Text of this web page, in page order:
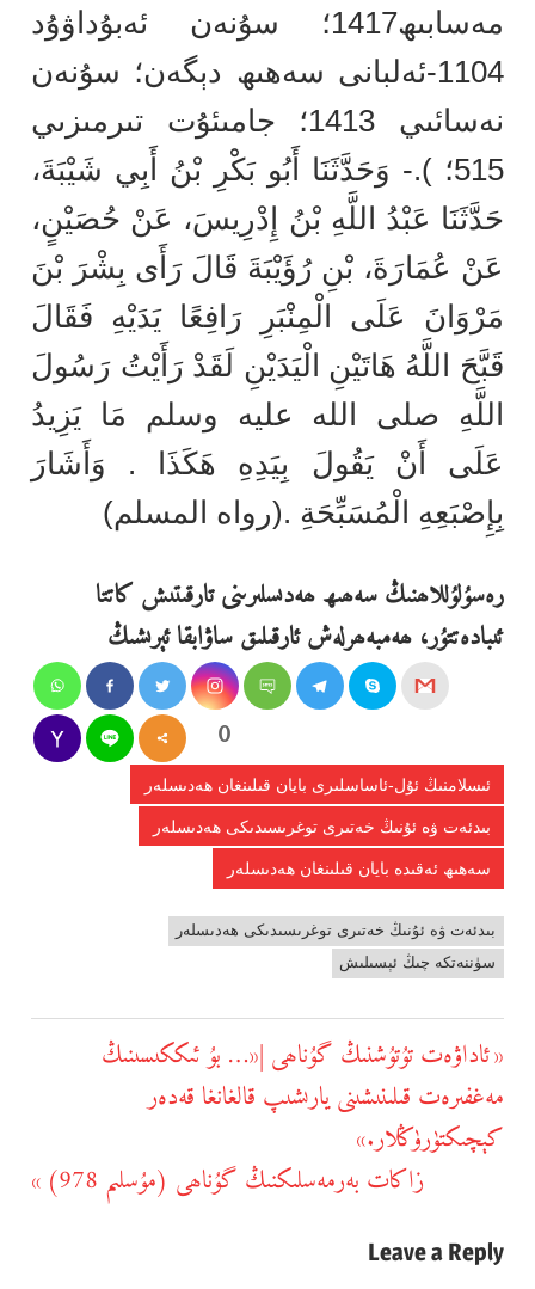
مەسابىھ1417؛ سۇنەن ئەبۇداۋۇد
1104-ئەلبانى سەھىھ دېگەن؛ سۇنەن
نەسائىي 1413؛ جامىئۇت تىرمىزىي
515؛ ).- وَحَدَّثَنَا أَبُو بَكْرِ بْنُ أَبِي شَيْبَةَ،
حَدَّثَنَا عَبْدُ اللَّهِ بْنُ إِدْرِيسَ، عَنْ حُصَيْنٍ،
عَنْ عُمَارَةَ، بْنِ رُؤَيْبَةَ قَالَ رَأَى بِشْرَ بْنَ
مَرْوَانَ عَلَى الْمِنْبَرِ رَافِعًا يَدَيْهِ فَقَالَ
قَبَّحَ اللَّهُ هَاتَيْنِ الْيَدَيْنِ لَقَدْ رَأَيْتُ رَسُولَ
اللَّهِ صلى الله عليه وسلم مَا يَزِيدُ
عَلَى أَنْ يَقُولَ بِيَدِهِ هَكَذَا ‏.‏ وَأَشَارَ
بِإِصْبَعِهِ الْمُسَبِّحَةِ ‏.‏(رواە المسلم)
رەسۇلۇللاھنىڭ سەھىھ ھەدىسلىرىنى تارقىتىش كاتتا
ئىبادەتتۇر، ھەمبەھرلەش ئارقىلىق ساۋابقا ئېرىشىڭ
0
Shares
ئىسلامنىڭ ئۇل-ئاساسلىرى بايان قىلىنغان ھەدىسلەر
بىدئەت ۋە ئۇنىڭ خەتىرى توغرىسىدىكى ھەدىسلەر
سەھىھ ئەقىدە بايان قىلىنغان ھەدىسلەر
بىدئەت ۋە ئۇنىڭ خەتىرى توغرىسىدىكى ھەدىسلەر
سۈننەتكە چىڭ ئېسىلىش
يازما
يۆتكەش
Previous
Post:
ئاداۋەت تۇتۇشنىڭ گۇناھى |«… بۇ ئىككىسىنىڭ
مەغفىرەت قىلىنىشىنى يارىشىپ قالغانغا قەدەر
كېچىكتۈرۈڭلار.»
Next
زاكات بەرمەسلىكنىڭ گۇناھى (مۇسلىم 978)
Leave a Reply